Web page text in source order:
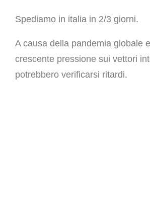
Spediamo in italia in 2/3 giorni.
A causa della pandemia globale
crescente pressione sui vettori
potrebbero verificarsi ritardi.